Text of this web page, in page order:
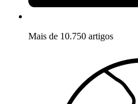
Mais de 10.750 artigos